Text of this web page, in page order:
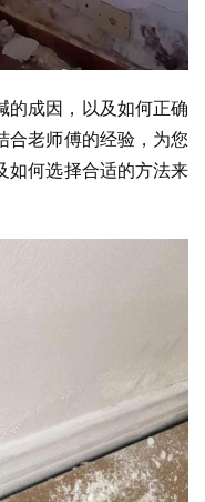
的成因，以及如何正确
合老师傅的经验，为您
如何选择合适的方法来